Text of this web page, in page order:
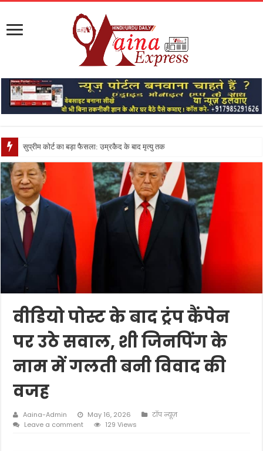
सुप्रीम कोर्ट का बड़ा फैसला: उम्रकैद के बाद मृत्यु तक जेल में रखने की सजा
वीडियो पोस्ट के बाद ट्रंप कैंपेन
पर उठे सवाल, शी जिनपिंग के
नाम में गलती बनी विवाद की
वजह
Aaina-Admin May 16, 2026
टॉप न्यूज़
Leave a comment
129 Views